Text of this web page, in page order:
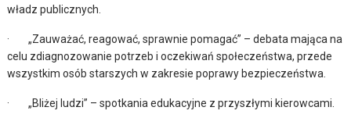
władz publicznych.
· „Zauważać, reagować, sprawnie pomagać” – debata mająca na
celu zdiagnozowanie potrzeb i oczekiwań społeczeństwa, przede
wszystkim osób starszych w zakresie poprawy bezpieczeństwa.
· „Bliżej ludzi” – spotkania edukacyjne z przyszłymi kierowcami.